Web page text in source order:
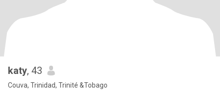
katy, 43
Couva, Trinidad, Trinité &Tobago